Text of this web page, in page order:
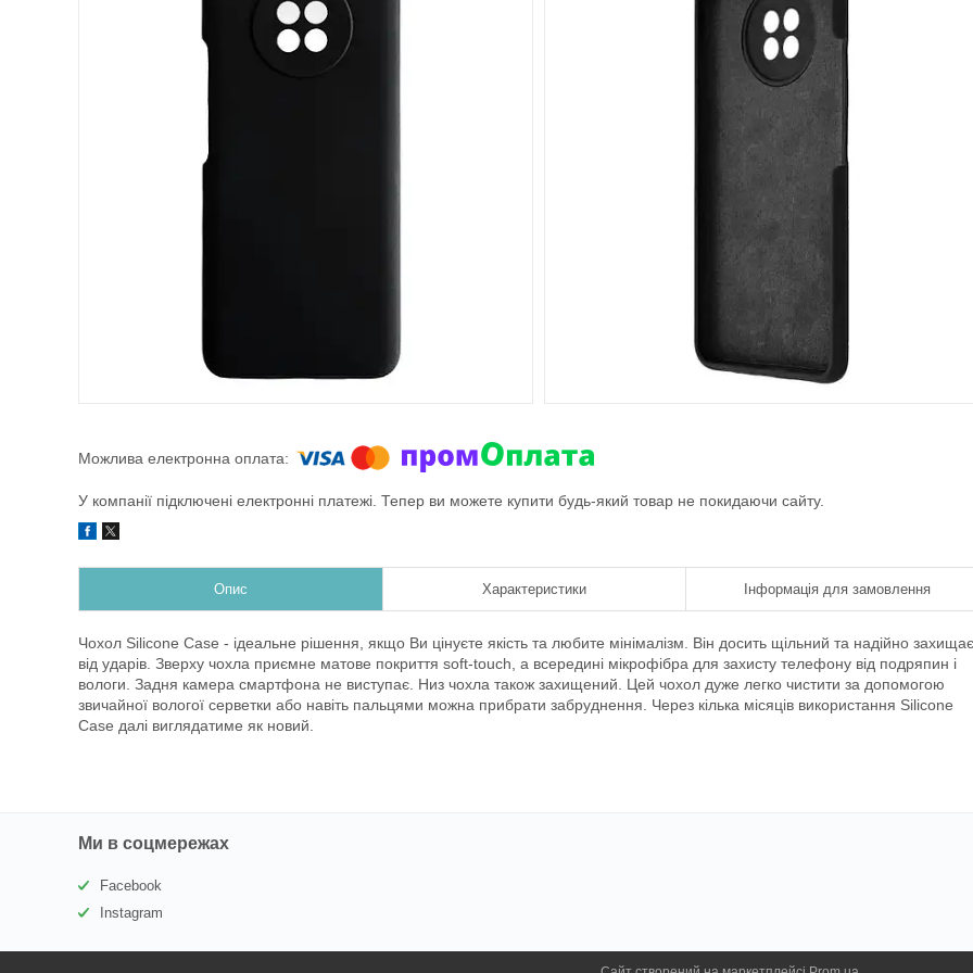
У компанії підключені електронні платежі. Тепер ви можете купити будь-який товар не покидаючи сайту.
Опис Характеристики Інформація для замовлення
Чохол Silicone Case - ідеальне рішення, якщо Ви цінуєте якість та любите мінімалізм. Він досить щільний та надійно захищає
від ударів. Зверху чохла приємне матове покриття soft-touch, а всередині мікрофібра для захисту телефону від подряпин і
вологи. Задня камера смартфона не виступає. Низ чохла також захищений. Цей чохол дуже легко чистити за допомогою
звичайної вологої серветки або навіть пальцями можна прибрати забруднення. Через кілька місяців використання Silicone
Case далі виглядатиме як новий.
Ми в соцмережах
Facebook
Instagram